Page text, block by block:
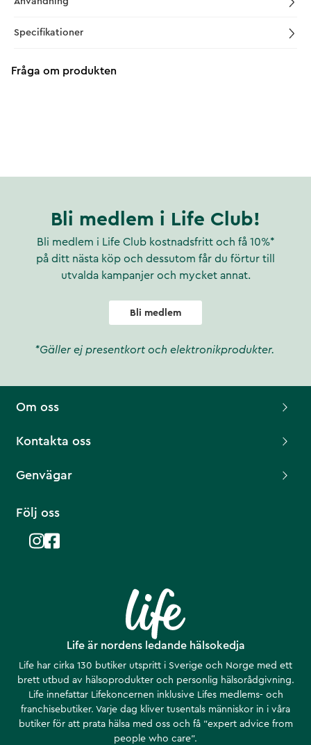
Specifikationer
Fråga om produkten
Bli medlem i Life Club!
Bli medlem i Life Club kostnadsfritt och få 10%*
på ditt nästa köp och dessutom får du förtur till
utvalda kampanjer och mycket annat.
Bli medlem
*Gäller ej presentkort och elektronikprodukter.
Life är nordens ledande hälsokedja
Life har cirka 130 butiker utspritt i Sverige och Norge med ett
brett utbud av hälsoprodukter och personlig hälsorådgivning.
Life innefattar Lifekoncernen inklusive Lifes medlems- och
franchisebutiker. Varje dag kliver tusentals människor in i våra
butiker för att prata hälsa med oss och få ”expert advice from
people who care”.
Om oss
Kontakta oss
Genvägar
Följ oss